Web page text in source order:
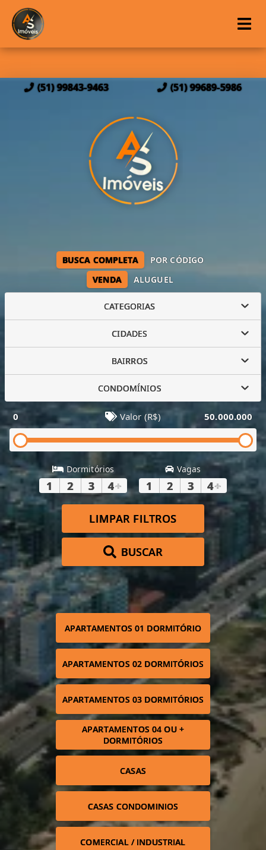
(51) 99843-9463 (51) 99689-5986
VENDA ALUGUEL
BUSCA COMPLETA POR CÓDIGO
CATEGORIAS
CIDADES
BAIRROS
CONDOMÍNIOS
0 Valor (R$) 50.000.000
Dormitórios
1 2 3 4+
Vagas
1 2 3 4+
LIMPAR FILTROS
BUSCAR
APARTAMENTOS 01 DORMITÓRIO
APARTAMENTOS 02 DORMITÓRIOS
APARTAMENTOS 03 DORMITÓRIOS
APARTAMENTOS 04 OU +
DORMITÓRIOS
CASAS
CASAS CONDOMINIOS
COMERCIAL / INDUSTRIAL